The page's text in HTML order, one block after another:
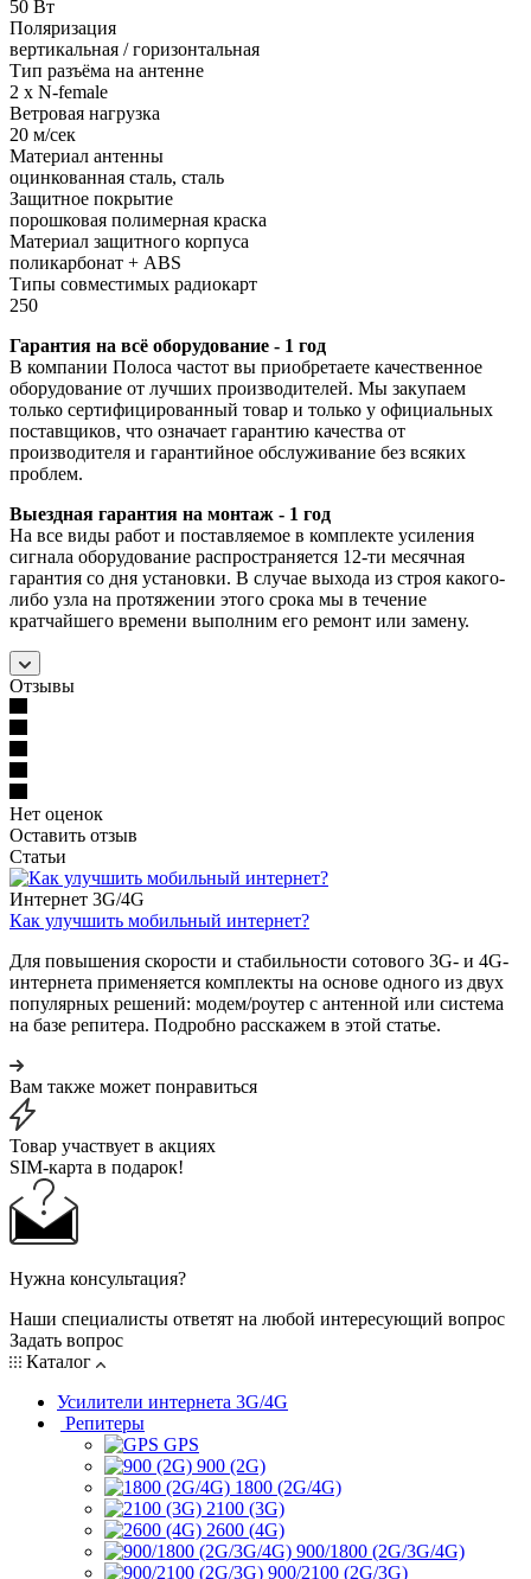
50 Вт
Поляризация
вертикальная / горизонтальная
Тип разъёма на антенне
2 x N-female
Ветровая нагрузка
20 м/сек
Материал антенны
оцинкованная сталь, сталь
Защитное покрытие
порошковая полимерная краска
Материал защитного корпуса
поликарбонат + ABS
Типы совместимых радиокарт
250
Гарантия на всё оборудование - 1 год
В компании Полоса частот вы приобретаете качественное
оборудование от лучших производителей. Мы закупаем
только сертифицированный товар и только у официальных
поставщиков, что означает гарантию качества от
производителя и гарантийное обслуживание без всяких
проблем.
Выездная гарантия на монтаж - 1 год
На все виды работ и поставляемое в комплекте усиления
сигнала оборудование распространяется 12-ти месячная
гарантия со дня установки. В случае выхода из строя какого-
либо узла на протяжении этого срока мы в течение
кратчайшего времени выполним его ремонт или замену.
Отзывы
Нет оценок
Оставить отзыв
Статьи
Интернет 3G/4G
Как улучшить мобильный интернет?
Для повышения скорости и стабильности сотового 3G- и 4G-
интернета применяется комплекты на основе одного из двух
популярных решений: модем/роутер с антенной или система
на базе репитера. Подробно расскажем в этой статье.
Вам также может понравиться
Товар участвует в акциях
SIM-карта в подарок!
Нужна консультация?
Наши специалисты ответят на любой интересующий вопрос
Задать вопрос
Каталог
Усилители интернета 3G/4G
Репитеры
GPS
900 (2G)
1800 (2G/4G)
2100 (3G)
2600 (4G)
900/1800 (2G/3G/4G)
900/2100 (2G/3G)